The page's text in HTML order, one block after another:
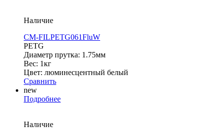
Наличие
CM-FILPETG061FluW
PETG
Диаметр прутка: 1.75мм
Вес: 1кг
Цвет: люминесцентный белый
Сравнить
new
Подробнее
Наличие